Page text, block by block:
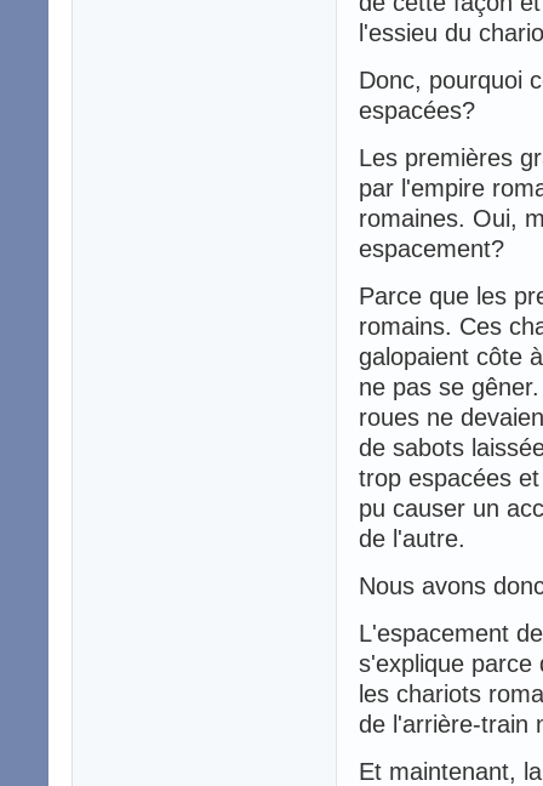
l'essieu du
Donc, pourquoi
espacées?
Les premières
par l'empire
romaines. Oui,
espacement?
Parce que les
romains. Ces
galopaient côte
ne pas se
roues ne
de sabots
trop espacées
pu causer un
de l'autre.
Nous avons
L'espacement
s'explique parce
les chariots
de l'arrière-train
Et maintenant,